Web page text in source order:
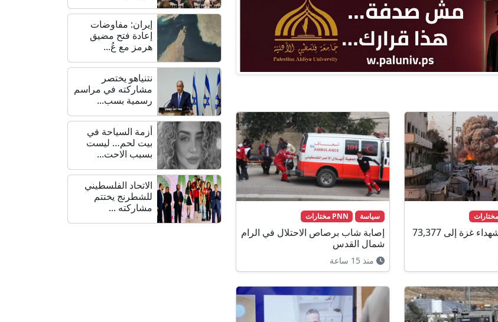
ارتفاع حصيلة شهداء غزة إلى 73,377
سياسة PNN مختارات
إصابة شاب برصاص الاحتلال في الرام
شمال القدس
منذ 15 ساعة
إيران: مفاوضات
إعادة فتح مضيق
هرمز مع عُ...
نتنياهو يختصر
مشاركته في مراسم
رسمية بسب...
أزمة السياحة في
بيت لحم… ليست
بسبب الاحت...
الاتحاد الفلسطيني
للشطرنج يختتم
مشاركته ...